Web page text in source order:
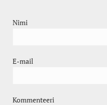
Nimi
E-mail
Kommenteeri